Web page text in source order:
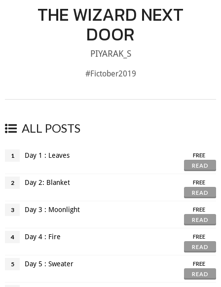
THE WIZARD NEXT
DOOR
PIYARAK_S
#Fictober2019
ALL POSTS
1 Day 1 : Leaves
FREE
READ
2 Day 2: Blanket
FREE
READ
3 Day 3 : Moonlight
FREE
READ
4 Day 4 : Fire
FREE
READ
5 Day 5 : Sweater
FREE
READ